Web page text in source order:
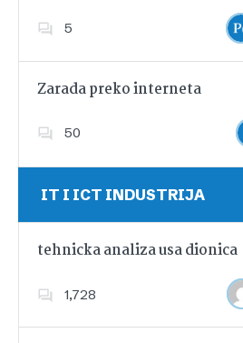
5
Zarada preko interneta
50
IT I ICT INDUSTRIJA
tehnicka analiza usa dionica
1,728